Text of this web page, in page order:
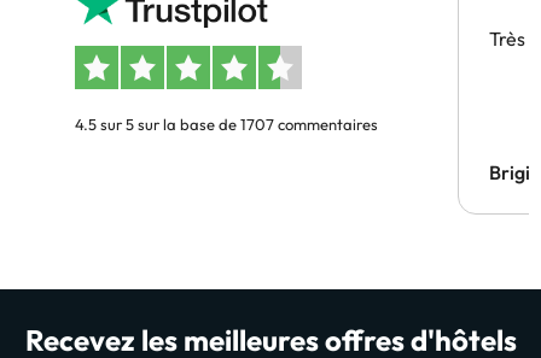
4.5 sur 5 sur la base de 1707 commentaires
Très
Recevez les meilleures offres d'hôtels